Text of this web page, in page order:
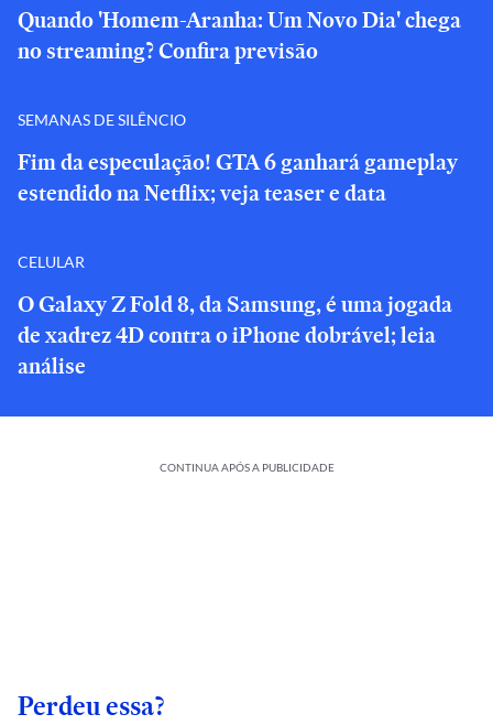
Quando 'Homem-Aranha: Um Novo Dia' chega
no streaming? Confira previsão
SEMANAS DE SILÊNCIO
Fim da especulação! GTA 6 ganhará gameplay
estendido na Netflix; veja teaser e data
CELULAR
O Galaxy Z Fold 8, da Samsung, é uma jogada
de xadrez 4D contra o iPhone dobrável; leia
análise
CONTINUA APÓS A PUBLICIDADE
Perdeu essa?